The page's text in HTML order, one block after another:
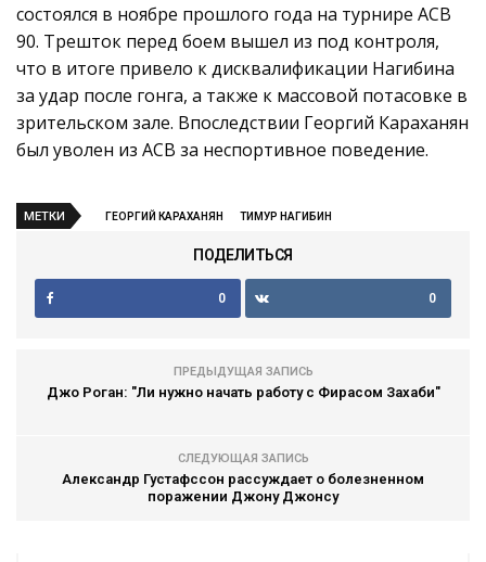
состоялся в ноябре прошлого года на турнире ACB
90. Трешток перед боем вышел из под контроля,
что в итоге привело к дисквалификации Нагибина
за удар после гонга, а также к массовой потасовке в
зрительском зале. Впоследствии Георгий Караханян
был уволен из ACB за неспортивное поведение.
МЕТКИ ГЕОРГИЙ КАРАХАНЯН ТИМУР НАГИБИН
ПОДЕЛИТЬСЯ
0 0
ПРЕДЫДУЩАЯ ЗАПИСЬ
Джо Роган: "Ли нужно начать работу с Фирасом Захаби"
СЛЕДУЮЩАЯ ЗАПИСЬ
Александр Густафссон рассуждает о болезненном
поражении Джону Джонсу